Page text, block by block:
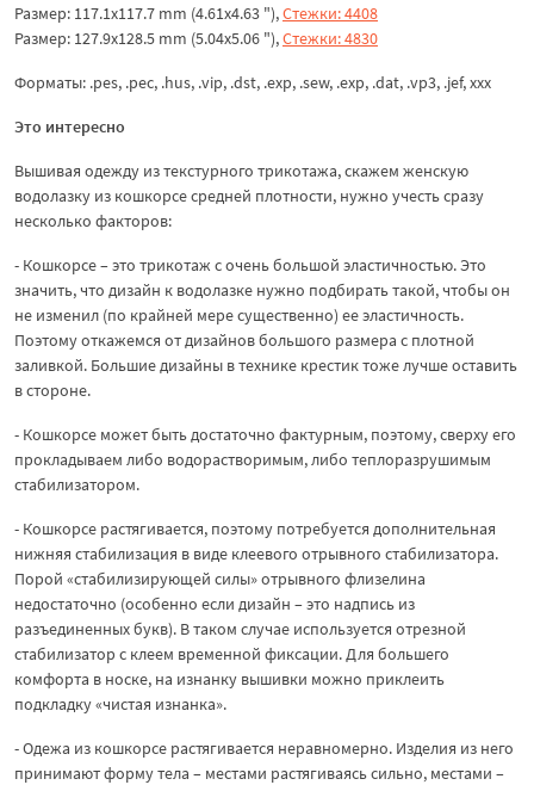
Размер: 117.1x117.7 mm (4.61x4.63 "),Стежки: 4408
Размер: 127.9x128.5 mm (5.04x5.06 "),Стежки: 4830
Форматы: .pes, .pec, .hus, .vip, .dst, .exp, .sew, .exp, .dat, .vp3, .jef, xxx
Это интересно
Вышивая одежду из текстурного трикотажа, скажем женскую
водолазку из кошкорсе средней плотности, нужно учесть сразу
несколько факторов:
- Кошкорсе – это трикотаж с очень большой эластичностью. Это
значить, что дизайн к водолазке нужно подбирать такой, чтобы он
не изменил (по крайней мере существенно) ее эластичность.
Поэтому откажемся от дизайнов большого размера с плотной
заливкой. Большие дизайны в технике крестик тоже лучше оставить
в стороне.
- Кошкорсе может быть достаточно фактурным, поэтому, сверху его
прокладываем либо водорастворимым, либо теплоразрушимым
стабилизатором.
- Кошкорсе растягивается, поэтому потребуется дополнительная
нижняя стабилизация в виде клеевого отрывного стабилизатора.
Порой «стабилизирующей силы» отрывного флизелина
недостаточно (особенно если дизайн – это надпись из
разъединенных букв). В таком случае используется отрезной
стабилизатор с клеем временной фиксации. Для большего
комфорта в носке, на изнанку вышивки можно приклеить
подкладку «чистая изнанка».
- Одежа из кошкорсе растягивается неравномерно. Изделия из него
принимают форму тела – местами растягиваясь сильно, местами –